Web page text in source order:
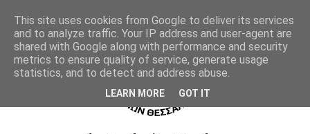
This site uses cookies from Google to deliver its services
and to analyze traffic. Your IP address and user-agent are
shared with Google along with performance and security
metrics to ensure quality of service, generate usage
statistics, and to detect and address abuse.
LEARN MORE GOT IT